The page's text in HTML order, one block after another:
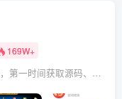
169W+
扫一扫关注官方微信公众号，第一时间获取源码、网赚项目资源教程，自媒体等知识干货，让互联网创业赚钱更简单。